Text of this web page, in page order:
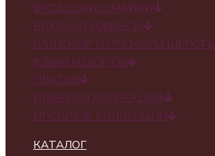
ФУТБОЛКИ И МАЙКИ
БРЮКИ И ДЖИНСЫ
КАШЕМИР И ПРЕМИУМ ШЕРСТЬ
ЮБКИ И ШОРТЫ
ПЛАТЬЯ
ПЛЯЖНАЯ КОЛЛЕКЦИЯ
ПРОШЛЫЕ КОЛЛЕКЦИИ
КАТАЛОГ